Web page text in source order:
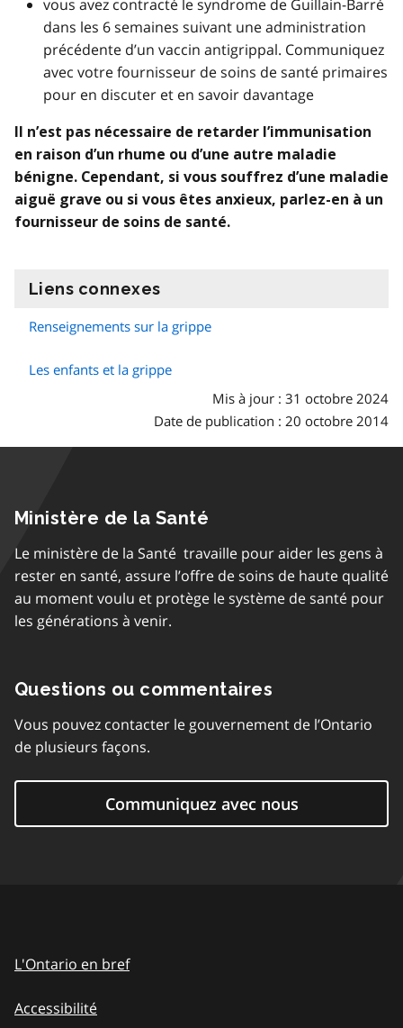
vous avez contracté le syndrome de Guillain-Barré
dans les 6 semaines suivant une administration
précédente d’un vaccin antigrippal. Communiquez
avec votre fournisseur de soins de santé primaires
pour en discuter et en savoir davantage
Il n’est pas nécessaire de retarder l’immunisation
en raison d’un rhume ou d’une autre maladie
bénigne. Cependant, si vous souffrez d’une maladie
aiguë grave ou si vous êtes anxieux, parlez-en à un
fournisseur de soins de santé.
Liens connexes
Renseignements sur la grippe
Les enfants et la grippe
Mis à jour : 31 octobre 2024
Date de publication : 20 octobre 2014
Ministère de la Santé
Le ministère de la Santé travaille pour aider les gens à
rester en santé, assure l’offre de soins de haute qualité
au moment voulu et protège le système de santé pour
les générations à venir.
Questions ou commentaires
Vous pouvez contacter le gouvernement de l’Ontario
de plusieurs façons.
Communiquez avec nous
L'Ontario en bref
Accessibilité